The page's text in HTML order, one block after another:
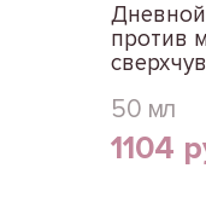
против
50 мл
1104